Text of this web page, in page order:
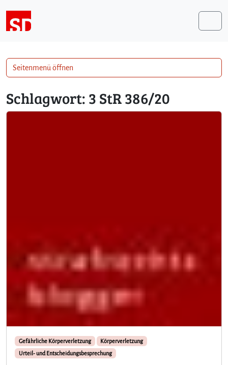
Schlagwort: 3 StR 386/20
Gefährliche Körperverletzung
Körperverletzung
Urteil- und Entscheidungsbesprechung
Seitenmenü öffnen